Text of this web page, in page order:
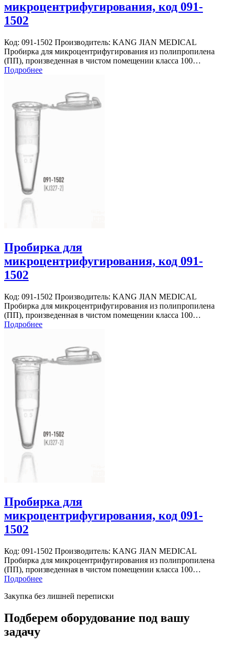
микроцентрифугирования, код 091-
1502
Код: 091-1502 Производитель: KANG JIAN MEDICAL
Пробирка для микроцентрифугирования из полипропилена
(ПП), произведенная в чистом помещении класса 100…
Подробнее
Пробирка для
микроцентрифугирования, код 091-
1502
Код: 091-1502 Производитель: KANG JIAN MEDICAL
Пробирка для микроцентрифугирования из полипропилена
(ПП), произведенная в чистом помещении класса 100…
Подробнее
Пробирка для
микроцентрифугирования, код 091-
1502
Код: 091-1502 Производитель: KANG JIAN MEDICAL
Пробирка для микроцентрифугирования из полипропилена
(ПП), произведенная в чистом помещении класса 100…
Подробнее
Закупка без лишней переписки
Подберем оборудование под вашу
задачу